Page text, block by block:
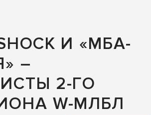
И «МБА-
–
2-ГО
W-МЛБЛ